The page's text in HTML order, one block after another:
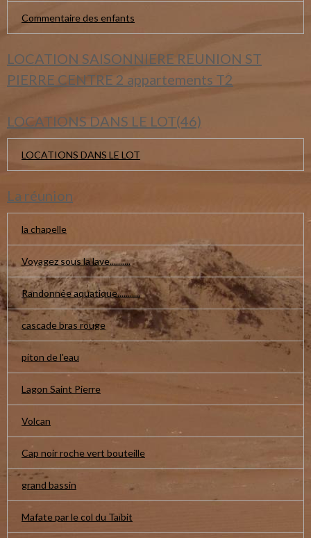
Commentaire des enfants
LOCATION SAISONNIERE REUNION ST
PIERRE CENTRE 2 appartements T2
LOCATIONS DANS LE LOT(46)
LOCATIONS DANS LE LOT
La réunion
la chapelle
Voyagez sous la lave..........
Randonnée aquatique...........
cascade bras rouge
piton de l'eau
Lagon Saint Pierre
Volcan
Cap noir roche vert bouteille
grand bassin
Mafate par le col du Taïbit